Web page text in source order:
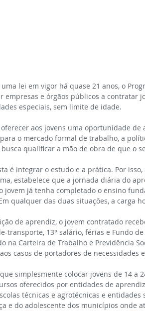
lei em vigor há quase 21 anos, o
empresas e órgãos públicos a contratar
especiais, sem limite de idade.
aos jovens uma oportunidade
o mercado formal de trabalho, a
qualificar a mão de obra de que o
é integrar o estudo e a prática. Por
estabelece que a jornada diária do
jovem já tenha completado o ensino
qualquer das duas situações, a carga
de aprendiz, o jovem contratado
transporte, 13° salário, férias e Fundo
na Carteira de Trabalho e Previdência
casos de portadores de necessidades
simplesmente colocar jovens de 14 a
oferecidos por entidades de
técnicas e agrotécnicas e
e do adolescente dos municípios onde